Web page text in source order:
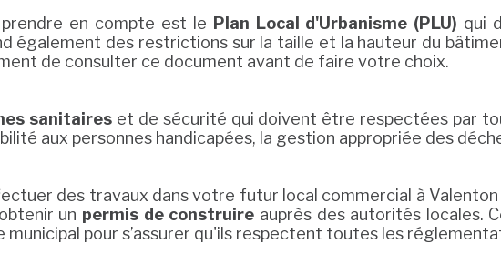
en compte est le Plan Local d'Urbanisme (PLU) qui
également des restrictions sur la taille et la hauteur du
de consulter ce document avant de faire votre choix.
sanitaireset de sécurité qui doivent être respectées par
aux personnes handicapées, la gestion appropriée des
des travaux dans votre futur local commercial à
un permis de construire auprès des autorités locales.
municipal pour s’assurer qu'ils respectent toutes les